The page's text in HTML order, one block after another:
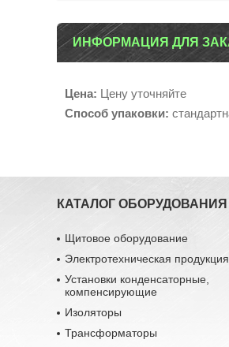
ИНФОРМАЦИЯ ДЛЯ
Цена: Цену уточняйте
Способ упаковки:
КАТАЛОГ ОБОРУДОВАНИЯ
Щитовое оборудование
Электротехническая продукция
Установки конденсаторные,
компенсирующие
Изоляторы
Трансформаторы